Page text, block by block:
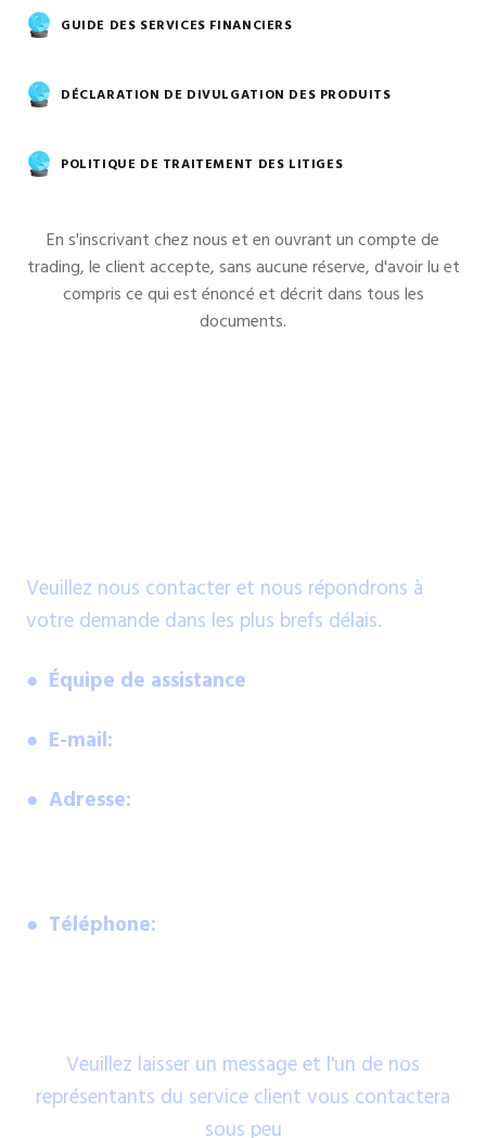
GUIDE DES SERVICES FINANCIERS
DÉCLARATION DE DIVULGATION DES PRODUITS
POLITIQUE DE TRAITEMENT DES LITIGES
En s'inscrivant chez nous et en ouvrant un compte de
trading, le client accepte, sans aucune réserve, d'avoir lu et
compris ce qui est énoncé et décrit dans tous les
documents.
Veuillez nous contacter et nous répondrons à
votre demande dans les plus brefs délais.
● Équipe de assistance
● E-mail:
● Adresse:
● Téléphone:
Veuillez laisser un message et l'un de nos
représentants du service client vous contactera
sous peu